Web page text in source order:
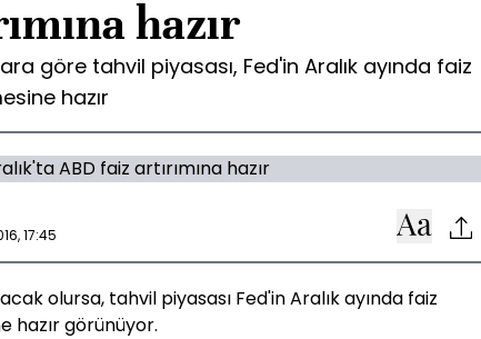
hazır
göre tahvil piyasası, Fed'in Aralık ayında faiz
hazır
17:45
olursa, tahvil piyasası Fed'in Aralık ayında faiz
hazır görünüyor.